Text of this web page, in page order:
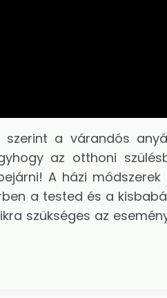
a várandós
az otthoni
A házi
a tested és a
szükséges az